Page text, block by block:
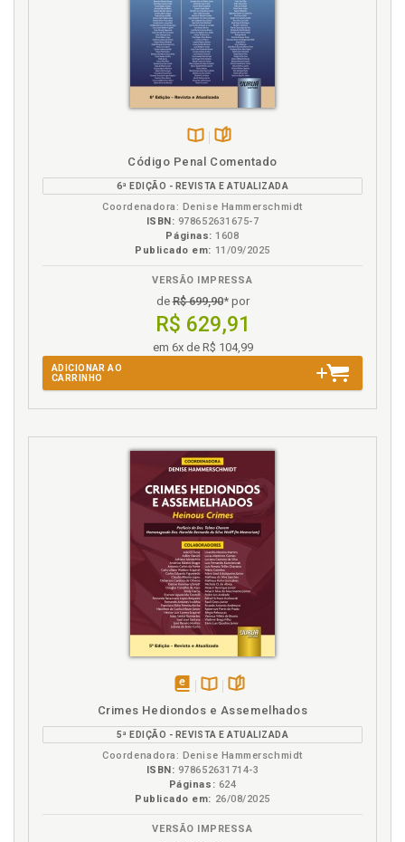
B.V.
Código Penal Comentado
6ª EDIÇÃO - REVISTA E ATUALIZADA
Coordenadora: Denise Hammerschmidt
ISBN: 978652631675-7
Páginas: 1608
Publicado em: 11/09/2025
VERSÃO IMPRESSA
deR$ 699,90* por
R$ 629,91
em 6x de R$ 104,99
ADICIONAR AO
CARRINHO
eBookB.V.
Crimes Hediondos e Assemelhados
5ª EDIÇÃO - REVISTA E ATUALIZADA
Coordenadora: Denise Hammerschmidt
ISBN: 978652631714-3
Páginas: 624
Publicado em: 26/08/2025
VERSÃO IMPRESSA